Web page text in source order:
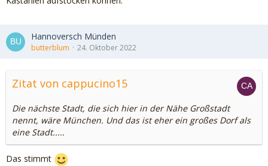
Hannoversch Münden
butterblum 24. Oktober 2022
Zitat von cappucino15
Die nächste Stadt, die sich hier in der Nähe Großstadt
nennt, wäre München. Und das ist eher ein großes Dorf als
eine Stadt.....
Das stimmt